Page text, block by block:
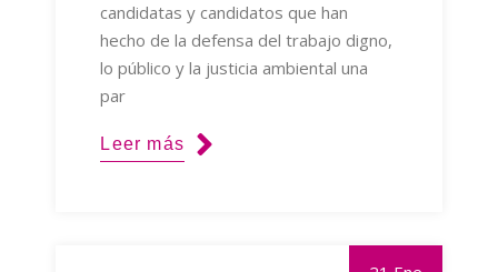
candidatas y candidatos que han
hecho de la defensa del trabajo digno,
lo público y la justicia ambiental una
par
Leer más